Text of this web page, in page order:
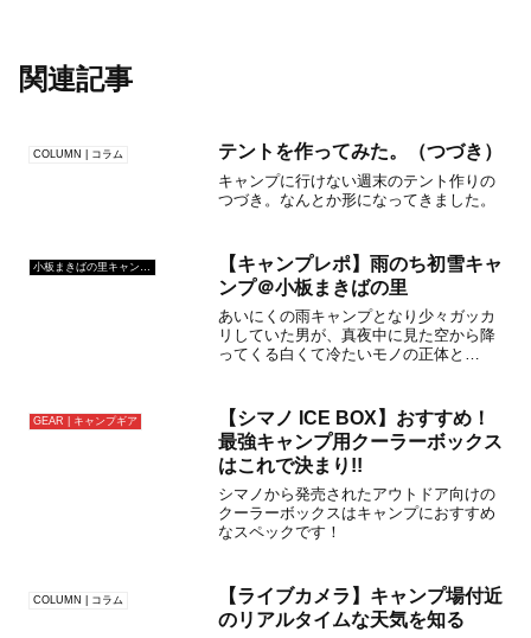
関連記事
COLUMN | コラム テントを作ってみた。（つづき）
キャンプに行けない週末のテント作りの
つづき。なんとか形になってきました。
【キャンプレポ】雨のち初雪キャ
ンプ＠小板まきばの里
あいにくの雨キャンプとなり少々ガッカ
リしていた男が、真夜中に見た空から降
ってくる白くて冷たいモノの正体と
GEAR | キャンプギア
【シマノ ICE BOX】おすすめ！
最強キャンプ用クーラーボックス
はこれで決まり!!
シマノから発売されたアウトドア向けの
クーラーボックスはキャンプにおすすめ
なスペックです！
COLUMN | コラム
【ライブカメラ】キャンプ場付近
のリアルタイムな天気を知る